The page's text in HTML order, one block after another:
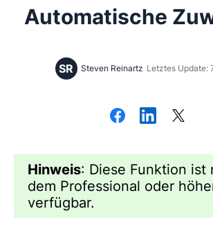
Automatische
SR Steven Reinartz Letztes Update:
Hinweis: Diese Funktion ist
dem Professional oder
verfügbar.